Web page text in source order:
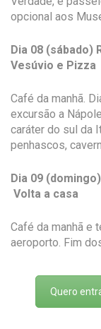
opcional aos
Dia 08 (sábado)
Vesúvio e Pizza
Café da manhã.
excursão a
caráter do sul da
penhascos,
Dia 09
Volta a casa
Café da manhã e
aeroporto. Fim
Quero